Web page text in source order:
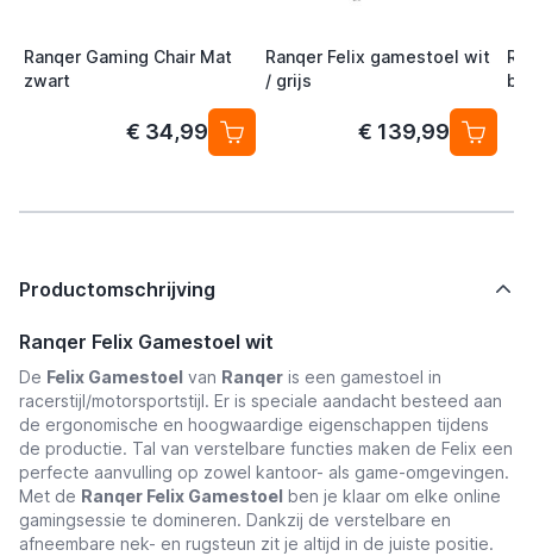
Ranqer Gaming Chair Mat
zwart
€ 34,99
Ranqer Felix gamestoel wit
/ grijs
€ 139,99
Productomschrijving
Ranqer Felix Gamestoel wit
De Felix Gamestoel van Ranqer is een gamestoel in
racerstijl/motorsportstijl. Er is speciale aandacht besteed aan
de ergonomische en hoogwaardige eigenschappen tijdens
de productie. Tal van verstelbare functies maken de Felix een
perfecte aanvulling op zowel kantoor- als game-omgevingen.
Met de Ranqer Felix Gamestoel ben je klaar om elke online
gamingsessie te domineren. Dankzij de verstelbare en
afneembare nek- en rugsteun zit je altijd in de juiste positie.